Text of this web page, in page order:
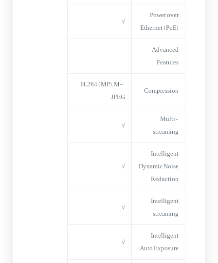
Power over
Ethernet (PoE)
√
Advanced
Features
Compression
H.264 (MP); M-
JPEG
Multi-
streaming
√
Intelligent
Dynamic Noise
Reduction
√
Intelligent
streaming
√
Intelligent
Auto Exposure
√